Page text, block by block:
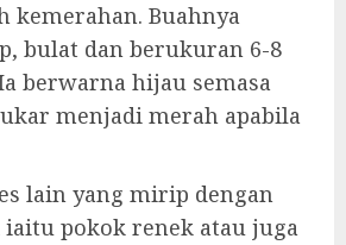
kemerahan. Buahnya
bulat dan berukuran 6-8
berwarna hijau semasa
menjadi merah apabila
lain yang mirip dengan
iaitu pokok renek atau juga